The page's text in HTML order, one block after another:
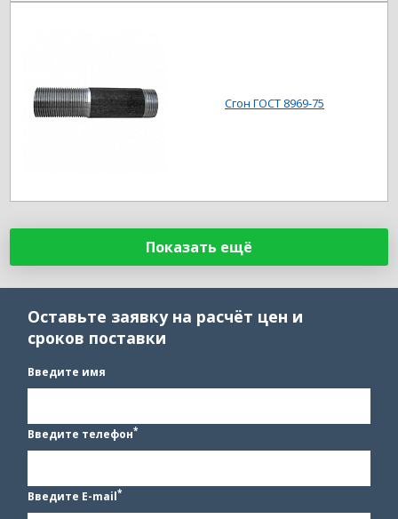
Сгон ГОСТ 8969-75
Показать ещё
Оставьте заявку на расчёт цен и
сроков поставки
Введите имя
Введите телефон*
Введите E-mail*